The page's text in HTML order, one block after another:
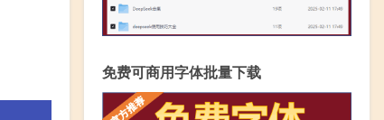
免费可商用字体批量下载